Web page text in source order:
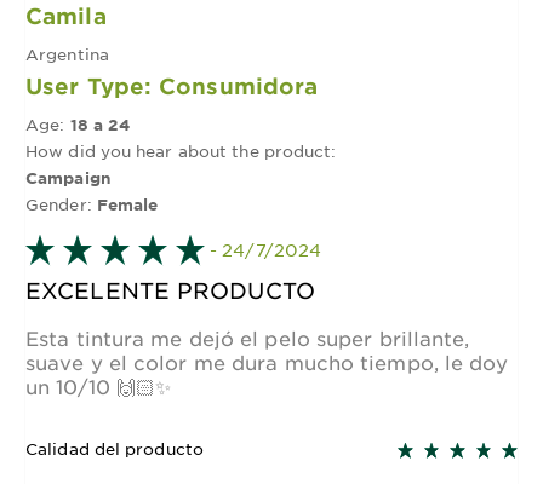
Camila
Argentina
User Type: Consumidora
Age: 18 a 24
How did you hear about the product:
Campaign
Gender: Female
- 24/7/2024
EXCELENTE PRODUCTO
Esta tintura me dejó el pelo super brillante,
suave y el color me dura mucho tiempo, le doy
un 10/10 🙌🏻✨
Calidad del producto